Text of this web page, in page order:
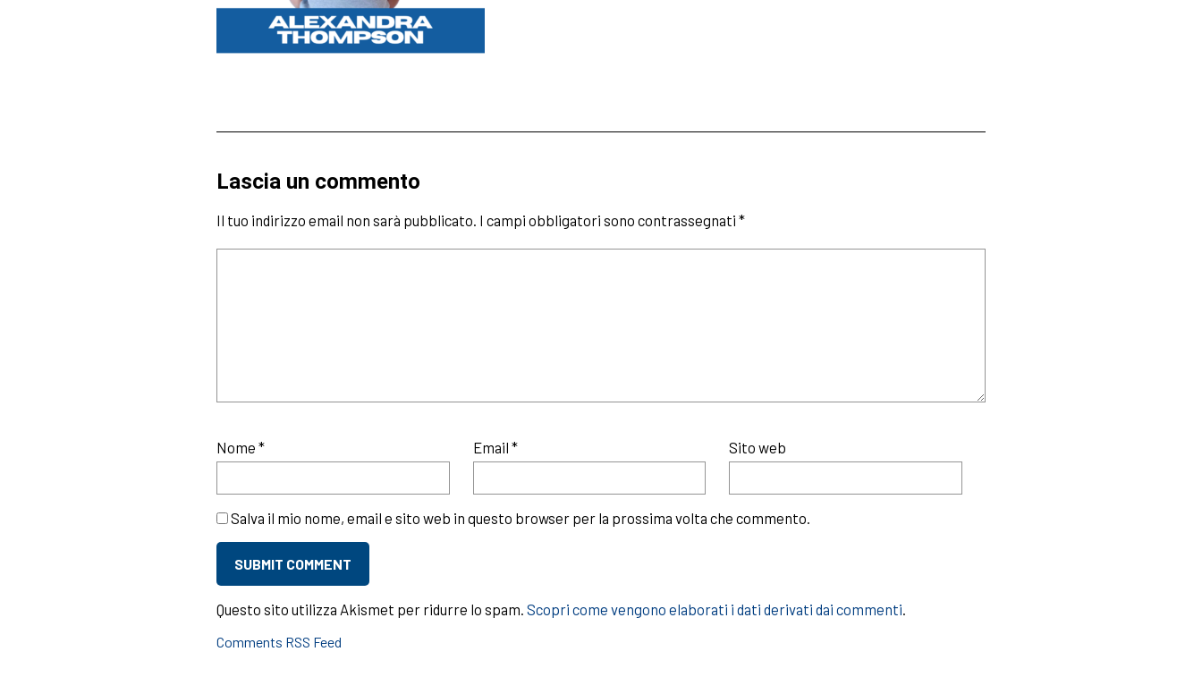
Lascia un commento
Il tuo indirizzo email non sarà pubblicato. I campi obbligatori sono contrassegnati*
Nome* Email * Sito web
Salva il mio nome, email e sito web in questo browser per la prossima volta che commento.
Questo sito utilizza Akismet per ridurre lo spam.Scopri come vengono elaborati i dati derivati dai commenti.
Comments RSS Feed